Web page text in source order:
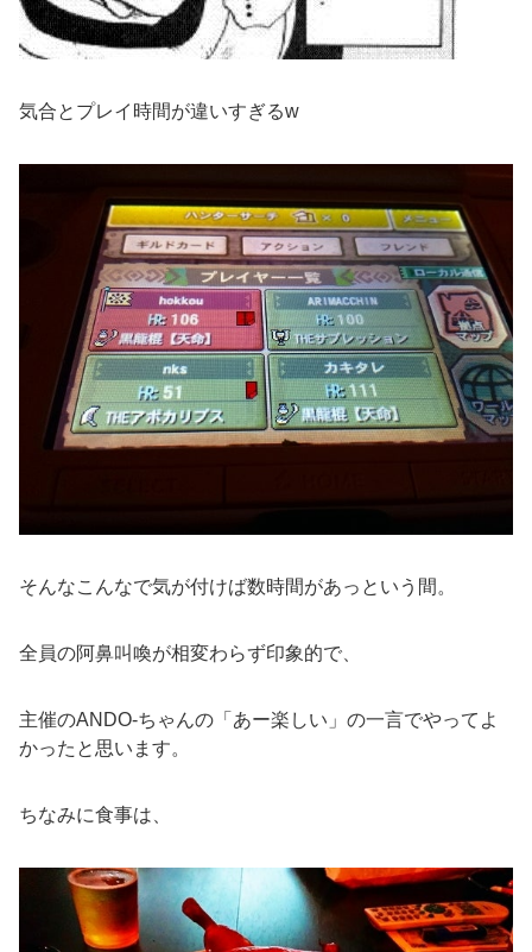
気合とプレイ時間が違いすぎるw
そんなこんなで気が付けば数時間があっという間。
全員の阿鼻叫喚が相変わらず印象的で、
主催のANDO-ちゃんの「あー楽しい」の一言でやってよ
かったと思います。
ちなみに食事は、